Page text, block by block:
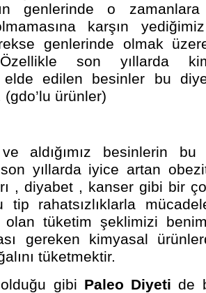
genlerinde o
karşın
genlerinde olmak
son yıllarda
elde edilen besinler bu
ürünler)
aldığımız besinlerin bu
yıllarda iyice artan
, diyabet , kanser gibi bir
tip rahatsızlıklarla
olan tüketim şeklimizi
gereken kimyasal
tüketmektir.
gibi Paleo Diyeti de